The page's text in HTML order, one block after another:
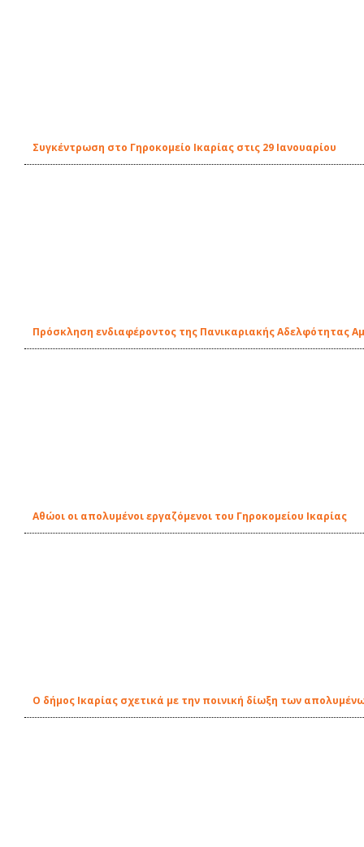
Συγκέντρωση στο Γηροκομείο Ικαρίας στις 29 Ιανουαρίου
Πρόσκληση ενδιαφέροντος της Πανικαριακής Αδελφότητας
Αθώοι οι απολυμένοι εργαζόμενοι του Γηροκομείου Ικαρίας
O δήμος Ικαρίας σχετικά με την ποινική δίωξη των